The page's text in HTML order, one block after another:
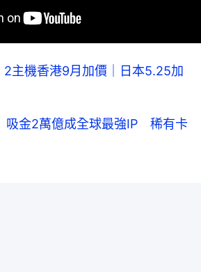
主機香港9月加價｜日本5.25加
金2萬億成全球最強IP 稀有卡